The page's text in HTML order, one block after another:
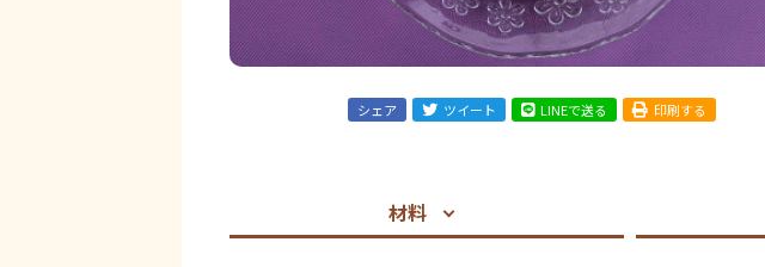
シェア ツイート LINEで送る 印刷する
材料